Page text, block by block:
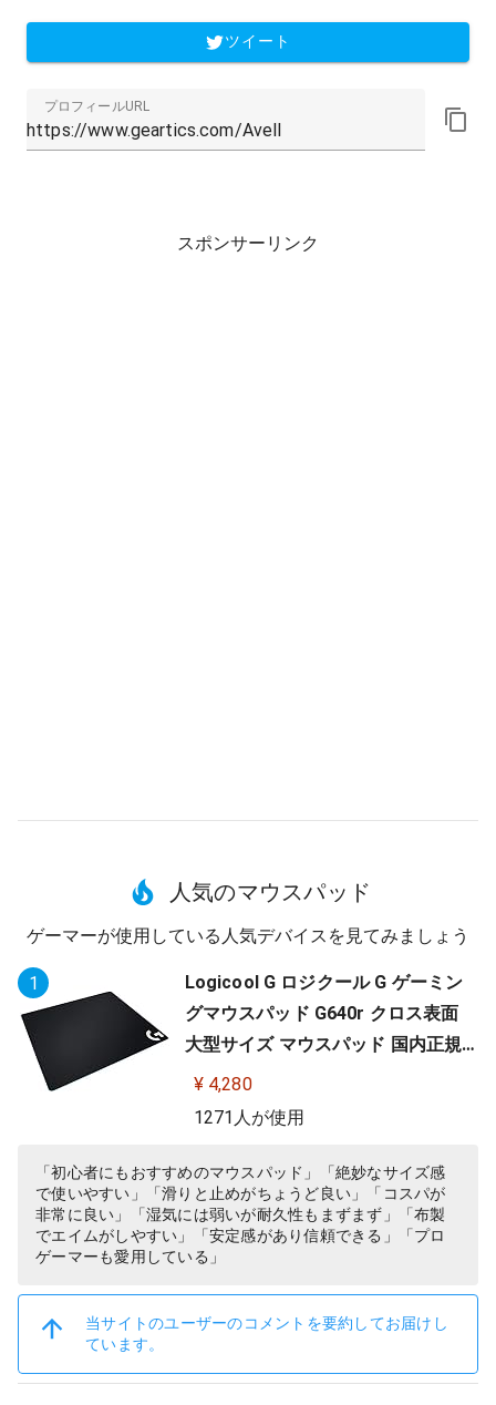
ツイート
プロフィールURL
スポンサーリンク
人気のマウスパッド
ゲーマーが使用している人気デバイスを見てみましょう
1
Logicool G ロジクール G ゲーミン
グマウスパッド G640r クロス表面
大型サイズ マウスパッド 国内正規
品
¥ 4,280
1271人が使用
「初心者にもおすすめのマウスパッド」「絶妙なサイズ感
で使いやすい」「滑りと止めがちょうど良い」「コスパが
非常に良い」「湿気には弱いが耐久性もまずまず」「布製
でエイムがしやすい」「安定感があり信頼できる」「プロ
ゲーマーも愛用している」
当サイトのユーザーのコメントを要約してお届けし
ています。